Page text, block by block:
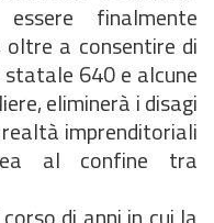
finalmente
a consentire di
640 e alcune
eliminerà i disagi
imprenditoriali
al confine tra